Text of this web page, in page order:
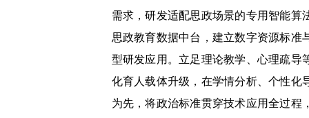
需求，研发适配思政场景的专用智能
思政教育数据中台，建立数字资源标
型研发应用。立足理论教学、心理疏导
化育人载体升级，在学情分析、个性化
为先，将政治标准贯穿技术应用全过